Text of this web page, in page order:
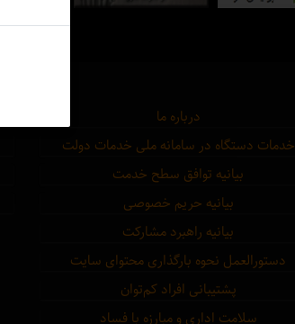
درباره ما
خدمات دستگاه در سامانه ملی خدمات دولت
بیانیه توافق سطح خدمت
بیانیه حریم خصوصی
بیانیه راهبرد مشارکت
دستورالعمل نحوه بارگذاری محتوای سایت
پشتیبانی افراد کم‌توان
سلامت اداری و مبارزه با فساد